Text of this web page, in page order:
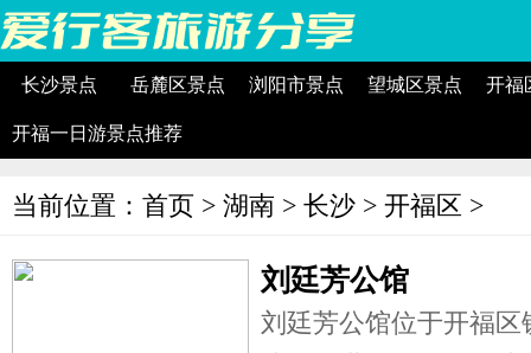
长沙景点 岳麓区景点 浏阳市景点 望城区景点 开福
开福一日游景点推荐
当前位置： 首页 > 湖南 > 长沙 > 开福区 >
刘廷芳公馆
刘廷芳公馆位于开福区